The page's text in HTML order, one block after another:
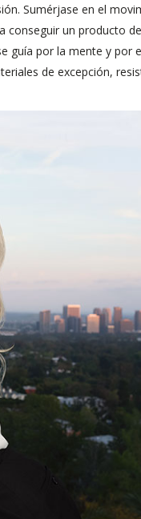
Sumérjase en el
conseguir un producto
guía por la mente y por
de excepción,